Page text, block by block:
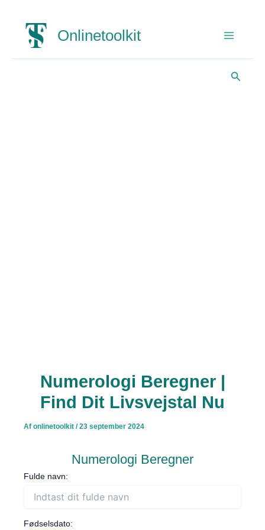
indholdet
Onlinetoolkit
Søg
Numerologi Beregner |
Find Dit Livsvejstal Nu
Af onlinetoolkit /23 september 2024
Numerologi Beregner
Fulde navn:
Fødselsdato: